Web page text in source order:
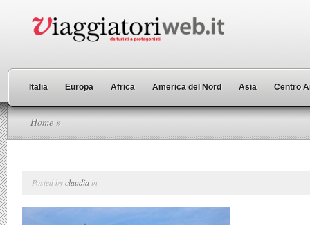
Italia Europa Africa America del Nord Asia Centro
Home »
Posted byclaudia in